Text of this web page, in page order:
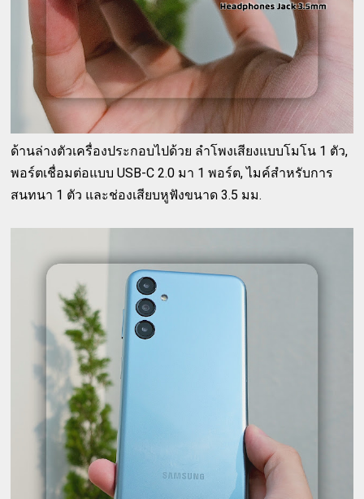
ด้านล่างตัวเครื่องประกอบไปด้วย ลำโพงเสียงแบบโมโน 1 ตัว,
พอร์ตเชื่อมต่อแบบ USB-C 2.0 มา 1 พอร์ต, ไมค์สำหรับการ
สนทนา 1 ตัว และช่องเสียบหูฟังขนาด 3.5 มม.